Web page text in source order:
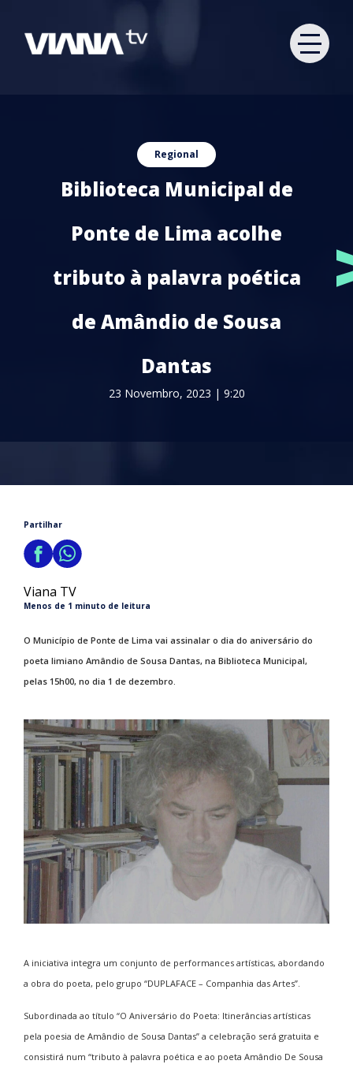
Regional
Biblioteca Municipal de
Ponte de Lima acolhe
tributo à palavra poética
de Amândio de Sousa
Dantas
23 Novembro, 2023 | 9:20
Partilhar
Viana TV
Menos de 1 minuto de leitura
O Município de Ponte de Lima vai assinalar o dia do aniversário do
poeta limiano Amândio de Sousa Dantas, na Biblioteca Municipal,
pelas 15h00, no dia 1 de dezembro.
A iniciativa integra um conjunto de performances artísticas, abordando
a obra do poeta, pelo grupo “DUPLAFACE – Companhia das Artes”.
Subordinada ao título “O Aniversário do Poeta: Itinerâncias artísticas
pela poesia de Amândio de Sousa Dantas” a celebração será gratuita e
consistirá num “tributo à palavra poética e ao poeta Amândio De Sousa